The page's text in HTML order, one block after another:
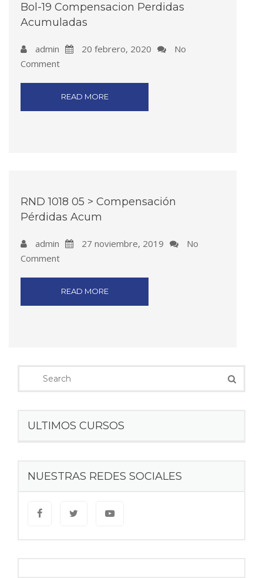
Bol-19 Compensacion Perdidas
Acumuladas
admin 20 febrero, 2020
No
Comment
READ MORE
RND 1018 05 > Compensación
Pérdidas Acum
admin 27 noviembre, 2019
No
Comment
READ MORE
ULTIMOS CURSOS
NUESTRAS REDES SOCIALES